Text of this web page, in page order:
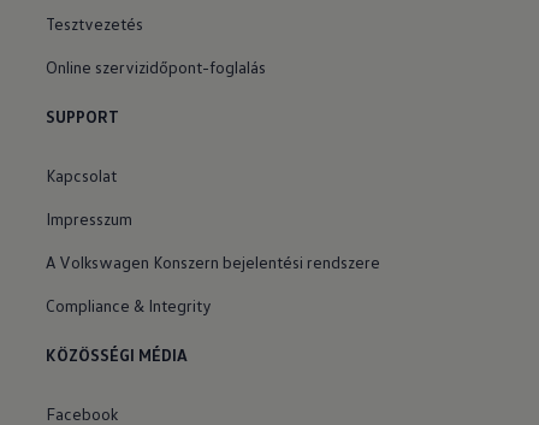
Tesztvezetés
Online szervizidőpont-foglalás
SUPPORT
Kapcsolat
Impresszum
A Volkswagen Konszern bejelentési rendszere
Compliance & Integrity
KÖZÖSSÉGI MÉDIA
Facebook